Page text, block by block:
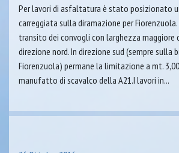
Per lavori di asfaltatura è stato posizionato
carreggiata sulla diramazione per
transito dei convogli con larghezza maggiore
direzione nord. In direzione sud (sempre sulla
Fiorenzuola) permane la limitazione a mt.
manufatto di scavalco della A21.I lavori in...